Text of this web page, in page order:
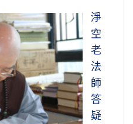
淨
空
老
法
師
答
疑